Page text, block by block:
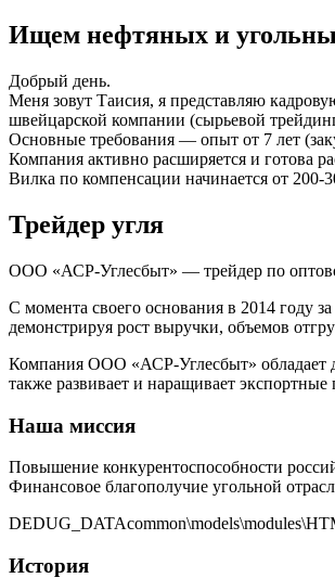
Ищем нефтяных и
Добрый день.
Меня зовут Таисия, я представляю
швейцарской компании (сырьевой
Основные требования — опыт от 7 лет
Компания активно расширяется и готова
Вилка по компенсации начинается от 200-
Трейдер угля
ООО «АСР-Углесбыт» — трейдер по
С момента своего основания в 2014 году
демонстрируя рост выручки, объемов
Компания ООО «АСР-Углесбыт»
также развивает и наращивает экспортные
Наша миссия
Повышение конкурентоспособности
Финансовое благополучие угольной
История